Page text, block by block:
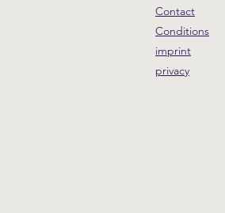
Contact
Conditions
imprint
privacy